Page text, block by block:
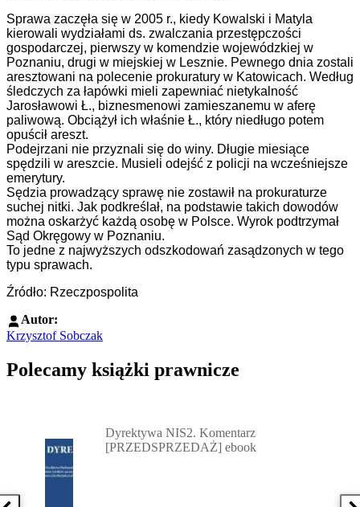
Sprawa zaczęła się w 2005 r., kiedy Kowalski i Matyla
kierowali wydziałami ds. zwalczania przestępczości
gospodarczej, pierwszy w komendzie wojewódzkiej w
Poznaniu, drugi w miejskiej w Lesznie. Pewnego dnia zostali
aresztowani na polecenie prokuratury w Katowicach. Według
śledczych za łapówki mieli zapewniać nietykalność
Jarosławowi Ł., biznesmenowi zamieszanemu w aferę
paliwową. Obciążył ich właśnie Ł., który niedługo potem
opuścił areszt.
Podejrzani nie przyznali się do winy. Długie miesiące
spędzili w areszcie. Musieli odejść z policji na wcześniejsze
emerytury.
Sędzia prowadzący sprawę nie zostawił na prokuraturze
suchej nitki. Jak podkreślał, na podstawie takich dowodów
można oskarżyć każdą osobę w Polsce. Wyrok podtrzymał
Sąd Okręgowy w Poznaniu.
To jedne z najwyższych odszkodowań zasądzonych w tego
typu sprawach.
Źródło: Rzeczpospolita
Autor:
Krzysztof Sobczak
Polecamy książki prawnicze
Dyrektywa NIS2. Komentarz
[PRZEDSPRZEDAŻ] ebook